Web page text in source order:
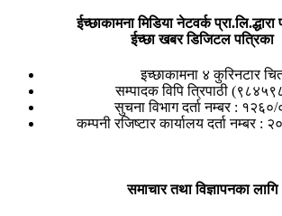
ईच्छाकामना मिडिया नेटवर्क
ईच्छा खबर डिजिटल पत्रिका
इच्छाकामना ४ कुरिनटार
सम्पादक विपि त्रिपाठी
सुचना विभाग दर्ता नम्बर :
कम्पनी रजिष्टार कार्यालय दर्ता नम्बर
समाचार तथा विज्ञापनका लागि